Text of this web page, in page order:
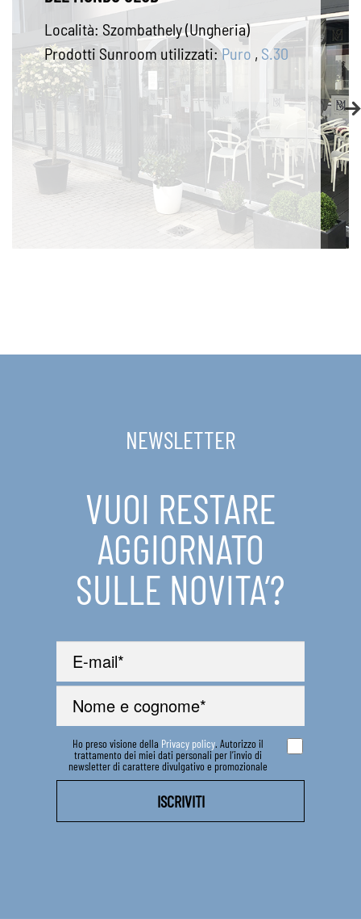
Località: Niederösterreich (Austria)
Prodotti Sunroom utilizzati:S.30,
Tuttovetro Slide
NEWSLETTER
VUOI RESTARE
AGGIORNATO
SULLE NOVITA’?
Ho preso visione della Privacy policy. Autorizzo il
trattamento dei miei dati personali per l’invio di
newsletter di carattere divulgativo e promozionale